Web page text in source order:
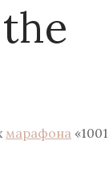
марафона «1001